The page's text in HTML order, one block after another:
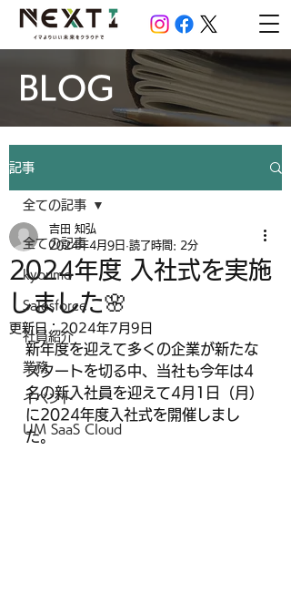
BLOG
記事
全ての記事
kyoumo
Salesforce
社員紹介
業務
イベント
UM SaaS Cloud
全ての記事
2024年度 入社式を実施
しました🌸
吉田 知弘
2024年4月9日 読了時間: 2分
更新日：2024年7月9日
新年度を迎えて多くの企業が新たな
スタートを切る中、当社も今年は4
名の新入社員を迎えて4月1日（月）
に2024年度入社式を開催しまし
た。